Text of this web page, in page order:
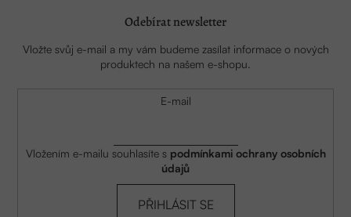
Odebírat newsletter
Vložte svůj e-mail a my vám budeme zasílat informace o nových
produktech na našem e-shopu.
E-mail
Vložením e-mailu souhlasíte s podmínkami ochrany osobních
údajů
PŘIHLÁSIT SE